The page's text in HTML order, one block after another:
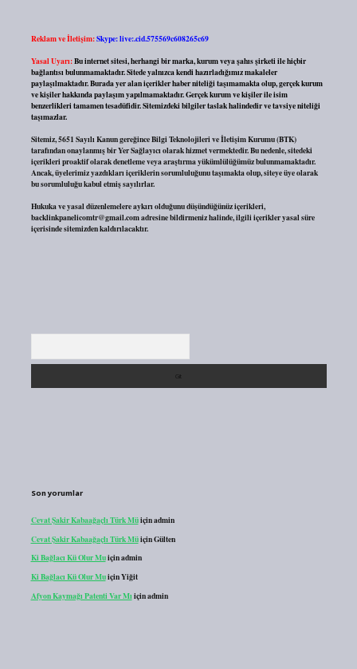
Reklam ve İletişim:Skype: live:.cid.575569c608265c69
Yasal Uyarı:Bu internet sitesi, herhangi bir marka, kurum veya şahıs şirketi ile hiçbir
bağlantısı bulunmamaktadır. Sitede yalnızca kendi hazırladığımız makaleler
paylaşılmaktadır. Burada yer alan içerikler haber niteliği taşımamakta olup, gerçek kurum
ve kişiler hakkında paylaşım yapılmamaktadır. Gerçek kurum ve kişiler ile isim
benzerlikleri tamamen tesadüfidir. Sitemizdeki bilgiler taslak halindedir ve tavsiye niteliği
taşımazlar.
Sitemiz, 5651 Sayılı Kanun gereğince Bilgi Teknolojileri ve İletişim Kurumu (BTK)
tarafından onaylanmış bir Yer Sağlayıcı olarak hizmet vermektedir. Bu nedenle, sitedeki
içerikleri proaktif olarak denetleme veya araştırma yükümlülüğümüz bulunmamaktadır.
Ancak, üyelerimiz yazdıkları içeriklerin sorumluluğunu taşımakta olup, siteye üye olarak
bu sorumluluğu kabul etmiş sayılırlar.
Hukuka ve yasal düzenlemelere aykırı olduğunu düşündüğünüz içerikleri,
backlinkpanelicomtr@gmail.comadresine bildirmeniz halinde, ilgili içerikler yasal süre
içerisinde sitemizden kaldırılacaktır.
Son yorumlar
Cevat Şakir Kabaağaçlı Türk Müiçinadmin
Cevat Şakir Kabaağaçlı Türk MüiçinGülten
Ki Bağlacı Kü Olur Muiçinadmin
Ki Bağlacı Kü Olur MuiçinYiğit
Afyon Kaymağı Patenti Var Mı içinadmin